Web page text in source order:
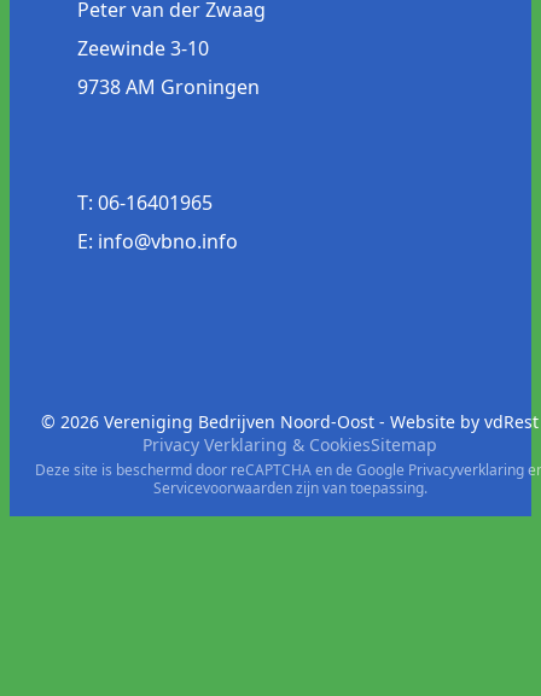
Peter van der Zwaag
Zeewinde 3-10
9738 AM Groningen
T: 06-16401965
E: info@vbno.info
© 2026 Vereniging Bedrijven Noord-Oost - Website by vdRest
Privacy Verklaring & CookiesSitemap
Deze site is beschermd door reCAPTCHA en de Google Privacyverklaring
Servicevoorwaardenzijn van toepassing.